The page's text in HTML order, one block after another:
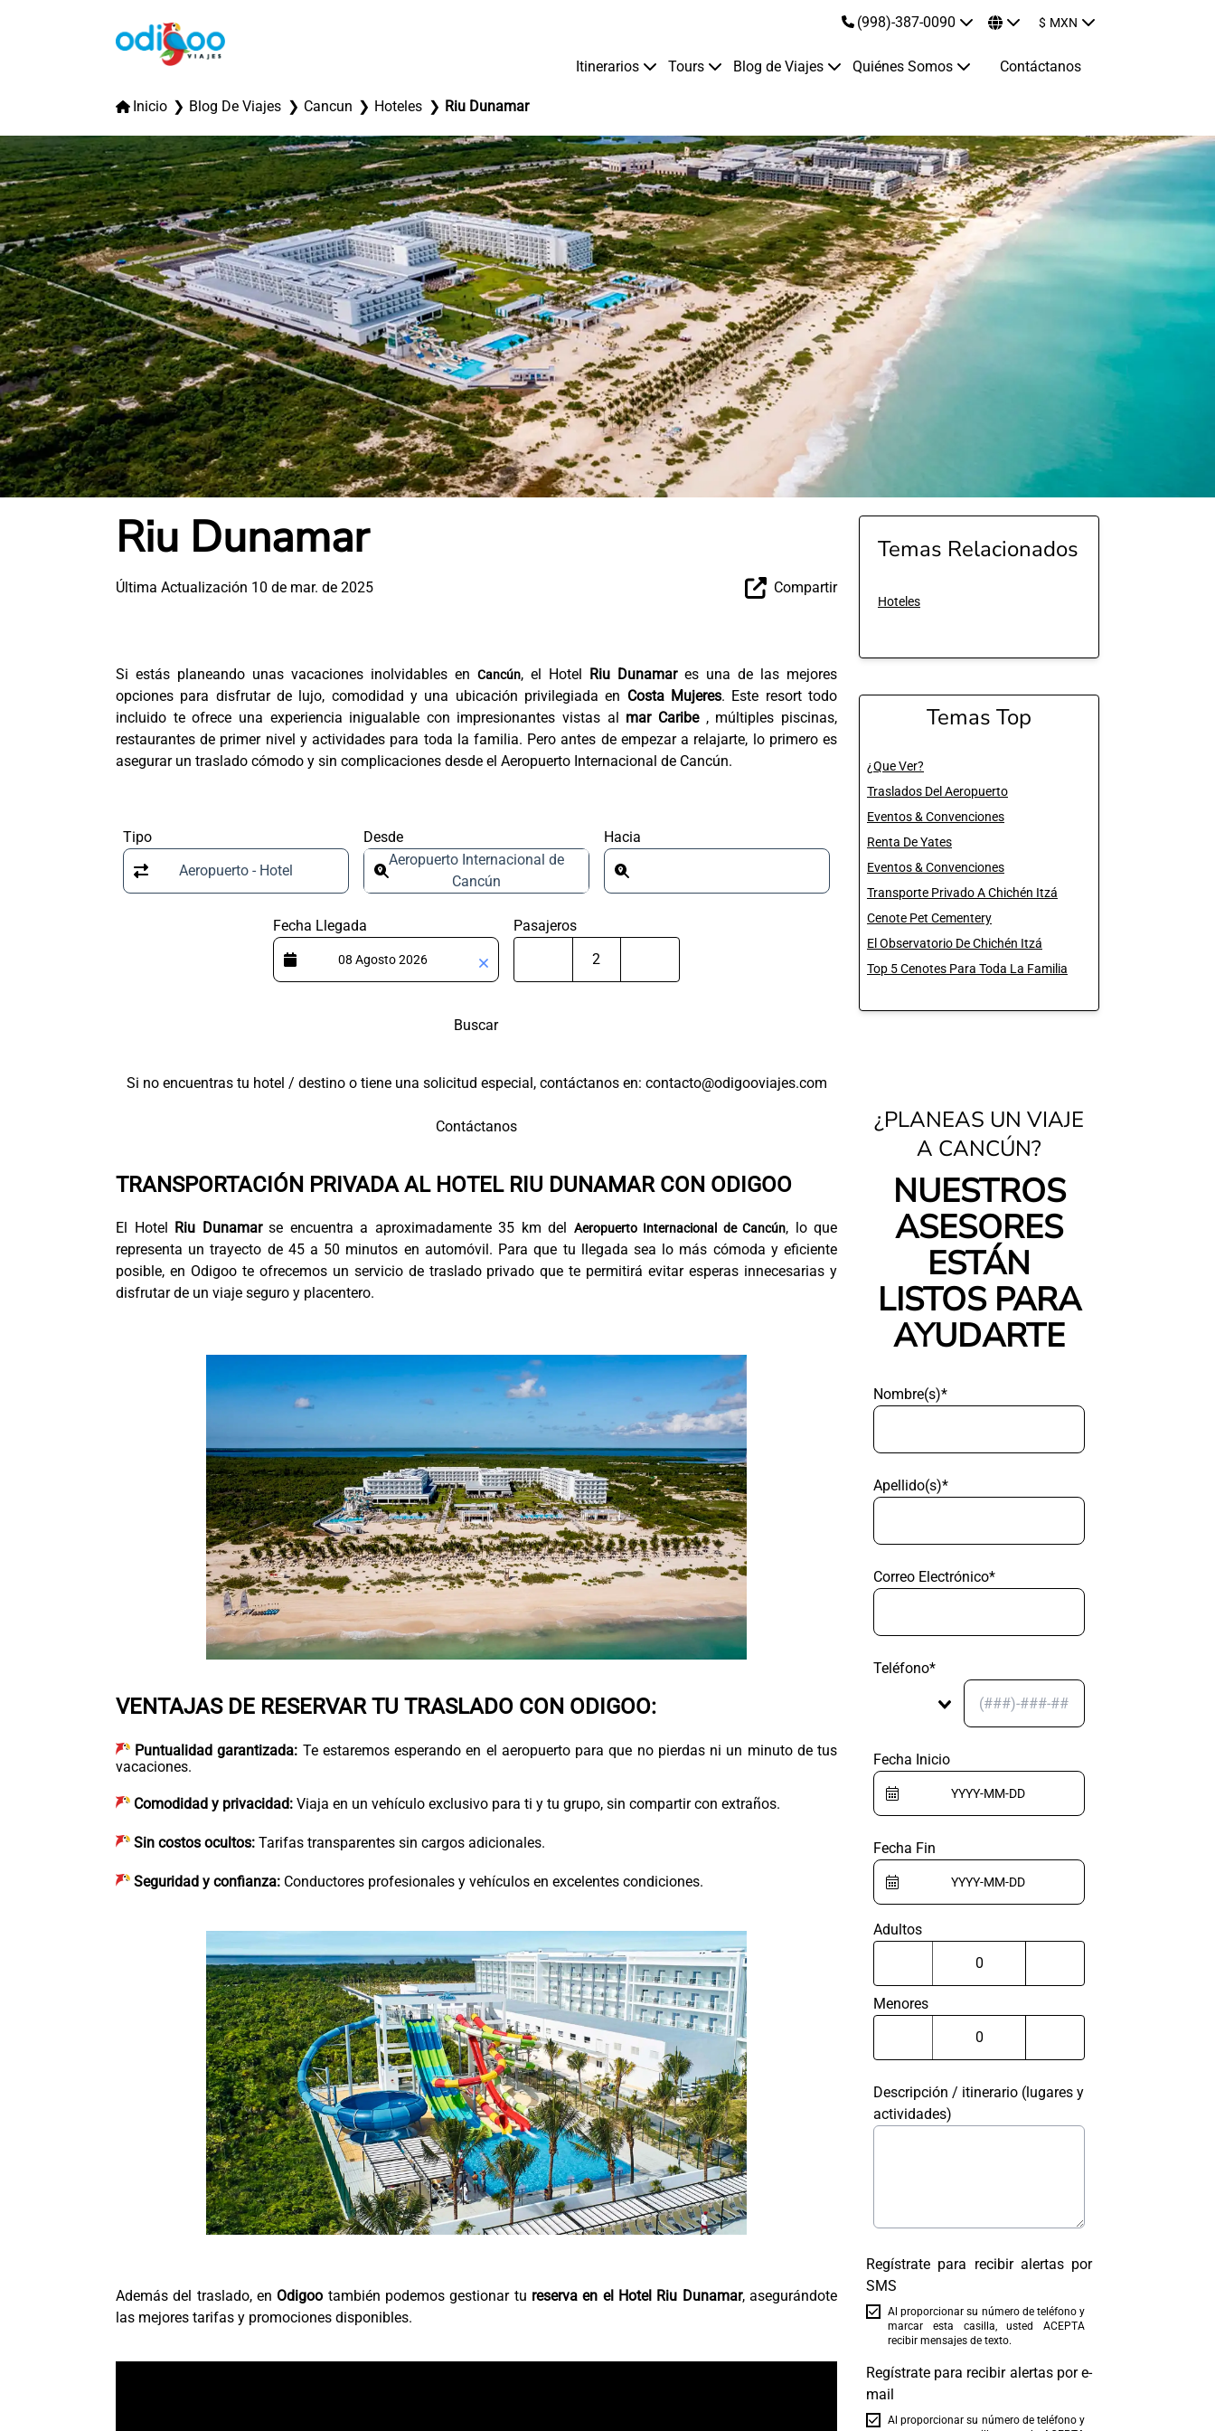
(998)-387-0090 $ MXN
Itinerarios Tours Blog de Viajes Quiénes Somos Contáctanos
Inicio Blog De Viajes Cancun Hoteles Riu Dunamar
Riu Dunamar
Última Actualización 10 de mar. de 2025 Compartir
Si estás planeando unas vacaciones inolvidables en Cancún, el Hotel Riu Dunamares una de las mejores
opciones para disfrutar de lujo, comodidad y una ubicación privilegiada en Costa Mujeres. Este resort todo
incluido te ofrece una experiencia inigualable con impresionantes vistas al mar Caribe, múltiples piscinas,
restaurantes de primer nivel y actividades para toda la familia. Pero antes de empezar a relajarte, lo primero es
asegurar un traslado cómodo y sin complicaciones desde el Aeropuerto Internacional de Cancún.
Tipo
Aeropuerto - Hotel
Desde
Aeropuerto Internacional de
Cancún
Hacia
Fecha Llegada Pasajeros
Buscar
Si no encuentras tu hotel / destino o tiene una solicitud especial, contáctanos en: contacto@odigooviajes.com
Contáctanos
TRANSPORTACIÓN PRIVADA AL HOTEL RIU DUNAMAR CON ODIGOO
El Hotel Riu Dunamarse encuentra a aproximadamente 35 km del Aeropuerto Internacional de Cancún, lo que
representa un trayecto de 45 a 50 minutos en automóvil. Para que tu llegada sea lo más cómoda y eficiente
posible, en Odigoo te ofrecemos un servicio de traslado privado que te permitirá evitar esperas innecesarias y
disfrutar de un viaje seguro y placentero.
VENTAJAS DE RESERVAR TU TRASLADO CON ODIGOO:
Puntualidad garantizada: Te estaremos esperando en el aeropuerto para que no pierdas ni un minuto de tus
vacaciones.
Comodidad y privacidad: Viaja en un vehículo exclusivo para ti y tu grupo, sin compartir con extraños.
Sin costos ocultos: Tarifas transparentes sin cargos adicionales.
Seguridad y confianza: Conductores profesionales y vehículos en excelentes condiciones.
Además del traslado, en Odigoo también podemos gestionar tu reserva en el Hotel Riu Dunamar, asegurándote
las mejores tarifas y promociones disponibles.
Temas Relacionados
Hoteles
Temas Top
¿Que Ver?
Traslados Del Aeropuerto
Eventos & Convenciones
Renta De Yates
Eventos & Convenciones
Transporte Privado A Chichén Itzá
Cenote Pet Cementery
El Observatorio De Chichén Itzá
Top 5 Cenotes Para Toda La Familia
¿PLANEAS UN VIAJE
A CANCÚN?
NUESTROS
ASESORES
ESTÁN
LISTOS PARA
AYUDARTE
Nombre(s)*
Apellido(s)*
Correo Electrónico*
Teléfono*
Fecha Inicio
Fecha Fin
Adultos
Menores
Descripción / itinerario (lugares y
actividades)
Regístrate para recibir alertas por
SMS
Al proporcionar su número de teléfono y
marcar esta casilla, usted ACEPTA
recibir mensajes de texto.
Regístrate para recibir alertas por e-
mail
Al proporcionar su número de teléfono y